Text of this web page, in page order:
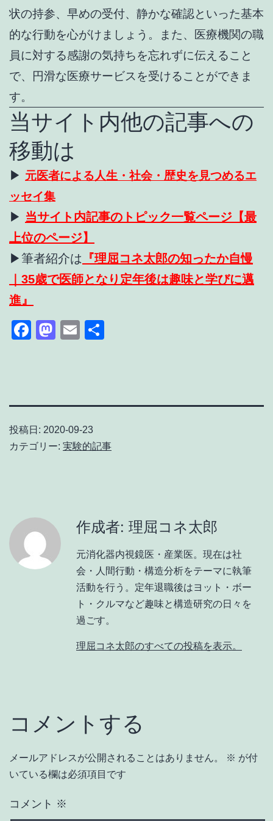
状の持参、早めの受付、静かな確認といった基本
的な行動を心がけましょう。また、医療機関の職
員に対する感謝の気持ちを忘れずに伝えること
で、円滑な医療サービスを受けることができま
す。
当サイト内他の記事への
移動は
▶ 元医者による人生・社会・歴史を見つめるエ
ッセイ集
▶ 当サイト内記事のトピック一覧ページ【最
上位のページ】
▶筆者紹介は 『理屈コネ太郎の知ったか自慢
｜35歳で医師となり定年後は趣味と学びに邁
進』
Facebook
Mastodon
Email
投稿日: 2020-09-23
カテゴリー: 実験的記事
作成者: 理屈コネ太郎
元消化器内視鏡医・産業医。現在は社
会・人間行動・構造分析をテーマに執筆
活動を行う。定年退職後はヨット・ボー
ト・クルマなど趣味と構造研究の日々を
過ごす。
理屈コネ太郎のすべての投稿を表示。
コメントする
メールアドレスが公開されることはありません。 ※ が付
いている欄は必須項目です
コメント ※